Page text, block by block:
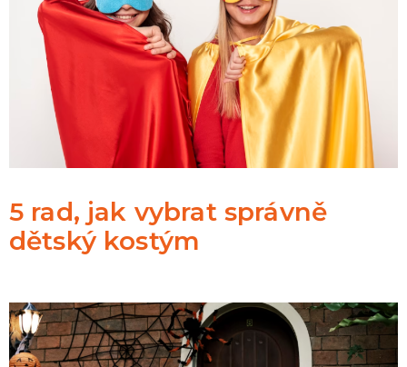
5 rad, jak vybrat správně
dětský kostým